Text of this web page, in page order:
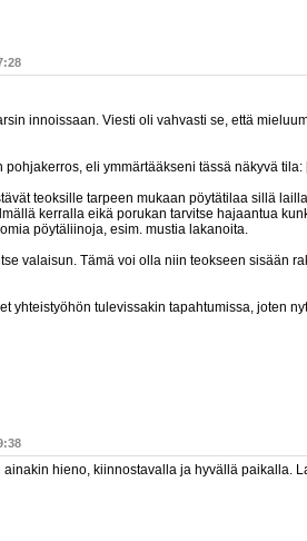
innoissaan. Viesti oli vahvasti se, että
eli ymmärtääkseni tässä näkyvä tila:
teoksille tarpeen mukaan pöytätilaa sillä
kerralla eikä porukan tarvitse hajaantua
pöytäliinoja, esim. mustia lakanoita.
valaisun. Tämä voi olla niin teokseen sisään
yhteistyöhön tulevissakin tapahtumissa, joten
hieno, kiinnostavalla ja hyvällä paikalla.